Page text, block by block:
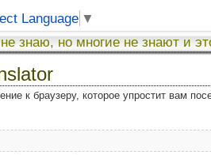
Language ▼
знаю, но многие не знают и
к браузеру, которое упростит вам